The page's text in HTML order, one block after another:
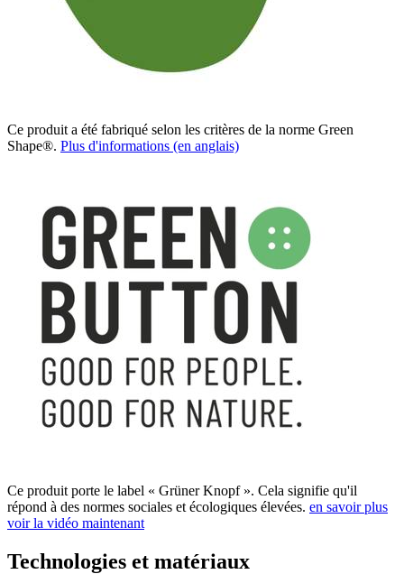
Ce produit a été fabriqué selon les critères de la norme Green
Shape®. Plus d'informations (en anglais)
Ce produit porte le label « Grüner Knopf ». Cela signifie qu'il
répond à des normes sociales et écologiques élevées. en savoir plus
voir la vidéo maintenant
Technologies et matériaux